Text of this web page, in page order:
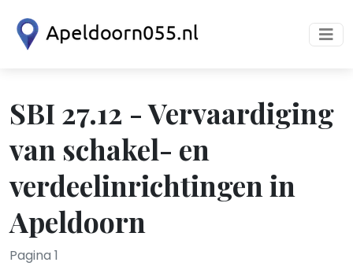
SBI 27.12 - Vervaardiging
van schakel- en
verdeelinrichtingen in
Apeldoorn
Pagina 1